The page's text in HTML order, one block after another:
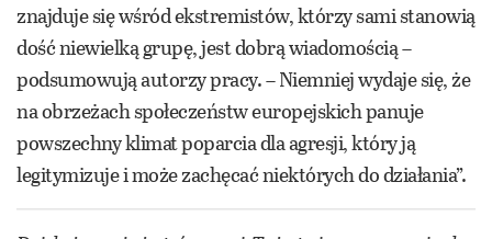
znajduje się wśród ekstremistów, którzy sami stanowią
dość niewielką grupę, jest dobrą wiadomością –
podsumowują autorzy pracy. – Niemniej wydaje się, że
na obrzeżach społeczeństw europejskich panuje
powszechny klimat poparcia dla agresji, który ją
legitymizuje i może zachęcać niektórych do działania”.